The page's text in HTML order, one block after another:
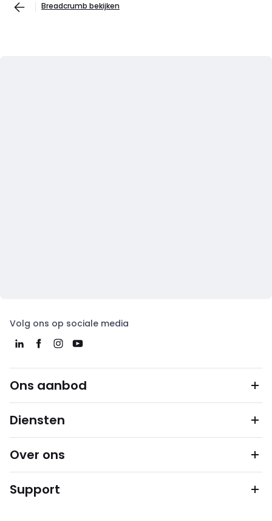
Breadcrumb bekijken
Volg ons op sociale media
Ons aanbod
Diensten
Over ons
Support